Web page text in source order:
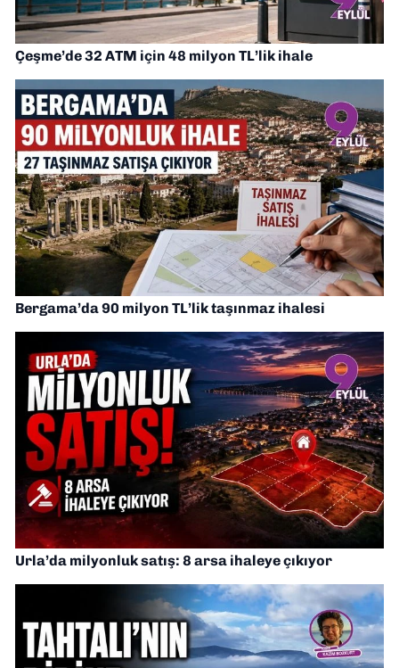
Çeşme’de 32 ATM için 48 milyon TL’lik ihale
Bergama’da 90 milyon TL’lik taşınmaz ihalesi
Urla’da milyonluk satış: 8 arsa ihaleye çıkıyor